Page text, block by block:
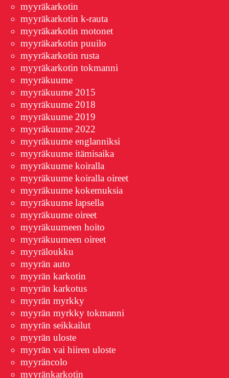
myyräkarkotin
myyräkarkotin k-rauta
myyräkarkotin motonet
myyräkarkotin puuilo
myyräkarkotin rusta
myyräkarkotin tokmanni
myyräkuume
myyräkuume 2015
myyräkuume 2018
myyräkuume 2019
myyräkuume 2022
myyräkuume englanniksi
myyräkuume itämisaika
myyräkuume koiralla
myyräkuume koiralla oireet
myyräkuume kokemuksia
myyräkuume lapsella
myyräkuume oireet
myyräkuumeen hoito
myyräkuumeen oireet
myyräloukku
myyrän auto
myyrän karkotin
myyrän karkotus
myyrän myrkky
myyrän myrkky tokmanni
myyrän seikkailut
myyrän uloste
myyrän vai hiiren uloste
myyräncolo
myyränkarkotin